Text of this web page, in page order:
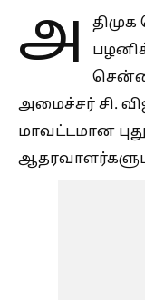
அ
அமைச்சர் சி.
மாவட்டமான